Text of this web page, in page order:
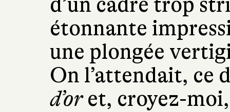
étonnante
une plongée
On l’attendait, ce
d’oret, croyez-moi,